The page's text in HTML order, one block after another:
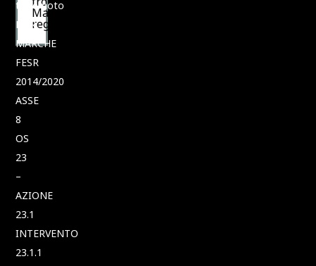
Marche
region
terremoto
POR
MARCHE
FESR
2014/2020
ASSE
8
OS
23
–
AZIONE
23.1
INTERVENTO
23.1.1